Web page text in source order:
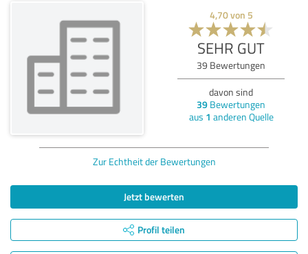
4,70von 5
SEHR GUT
39 Bewertungen
davon sind
39 Bewertungen
aus 1 anderen Quelle
Zur Echtheit der Bewertungen
Jetzt bewerten
Profil teilen